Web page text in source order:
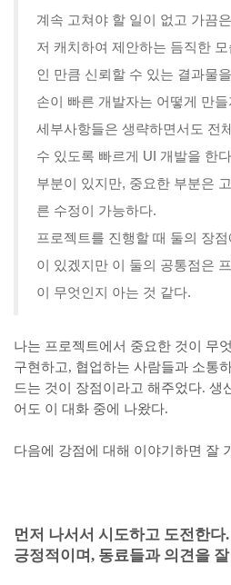
계속 고쳐야 할 일이 없고 가끔
저 캐치하여 제안하는 듬직한
인 만큼 신뢰할 수 있는 결과물
손이 빠른 개발자는 어떻게 만
세부사항들은 생략하면서도 전
수 있도록 빠르게 UI 개발을 한
부분이 있지만, 중요한 부분은
른 수정이 가능하다.
프로젝트를 진행할 때 둘의 장
이 있겠지만 이 둘의 공통점은
이 무엇인지 아는 것 같다.
나는 프로젝트에서 중요한 것이 무
구현하고, 협업하는 사람들과 소통
드는 것이 장점이라고 해주었다. 생
어도 이 대화 중에 나왔다.
다음에 강점에 대해 이야기하면 잘
먼저 나서서 시도하고 도전한다.
긍정적이며, 동료들과 의견을